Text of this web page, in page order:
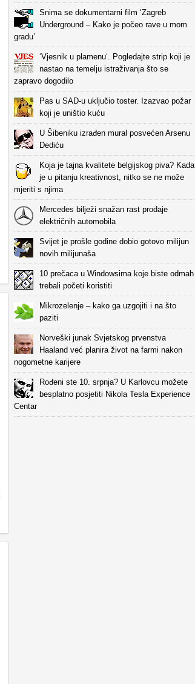
Snima se dokumentarni film ‘Zagreb
Underground – Kako je počeo rave u mom
gradu’
‘Vjesnik u plamenu‘. Pogledajte strip koji je
nastao na temelju istraživanja što se
zapravo dogodilo
Pas u SAD-u uključio toster. Izazvao požar
koji je uništio kuću
U Šibeniku izrađen mural posvećen Arsenu
Dediću
Koja je tajna kvalitete belgijskog piva? Kada
je u pitanju kreativnost, nitko se ne može
mjeriti s njima
Mercedes bilježi snažan rast prodaje
električnih automobila
Svijet je prošle godine dobio gotovo milijun
novih milijunaša
10 prečaca u Windowsima koje biste odmah
trebali početi koristiti
Mikrozelenje – kako ga uzgojiti i na što
paziti
Norveški junak Svjetskog prvenstva
Haaland već planira život na farmi nakon
nogometne karijere
Rođeni ste 10. srpnja? U Karlovcu možete
besplatno posjetiti Nikola Tesla Experience
Centar